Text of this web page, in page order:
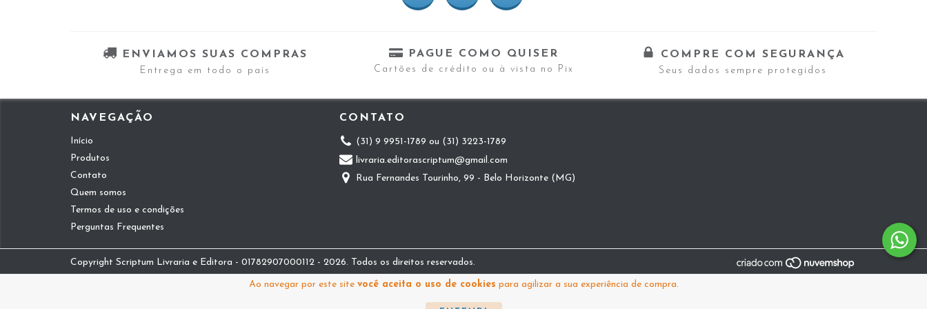
Ao navegar por este site você aceita o uso de cookies para agilizar a sua experiência de compra.
ENVIAMOS SUAS COMPRAS
Entrega em todo o país
PAGUE COMO QUISER
Cartões de crédito ou à vista no Pix
COMPRE COM SEGURANÇA
Seus dados sempre protegidos
NAVEGAÇÃO
Início
Produtos
Contato
Quem somos
Termos de uso e condições
Perguntas Frequentes
CONTATO
(31) 9 9951-1789 ou (31) 3223-1789
livraria.editorascriptum@gmail.com
Rua Fernandes Tourinho, 99 - Belo Horizonte (MG)
Copyright Scriptum Livraria e Editora - 01782907000112 - 2026. Todos os direitos reservados.